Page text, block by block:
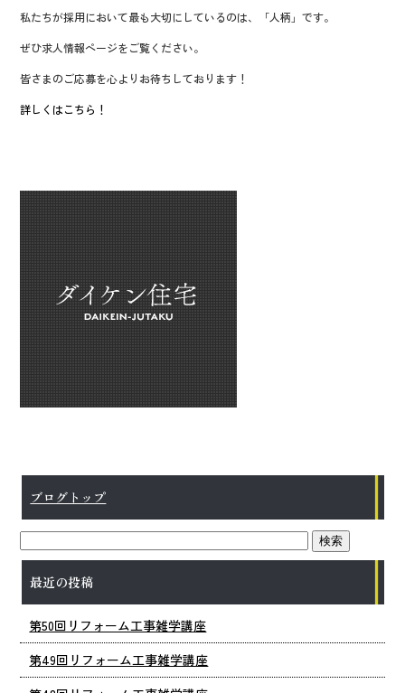
私たちが採用において最も大切にしているのは、「人柄」です。
ぜひ求人情報ページをご覧ください。
皆さまのご応募を心よりお待ちしております！
詳しくはこちら！
ブログトップ
最近の投稿
第50回リフォーム工事雑学講座
第49回リフォーム工事雑学講座